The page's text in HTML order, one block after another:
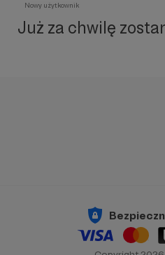
Nowy użytkownik
Już za chwilę